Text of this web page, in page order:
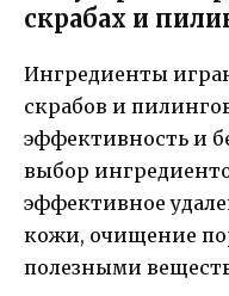
скрабах и
Ингредиенты
скрабов и
эффективность и
выбор
эффективное
кожи, очищение
полезными